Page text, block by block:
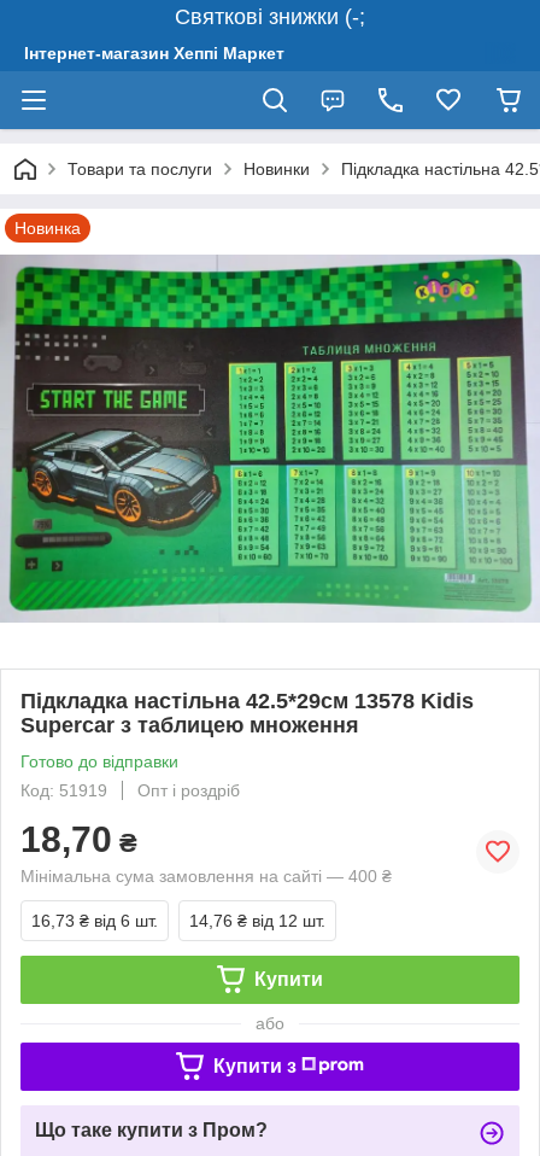
Святкові знижки (-;
Інтернет-магазин Хеппі Маркет
Товари та послуги Новинки Підкладка настільна
Новинка
Підкладка настільна 42.5*29см 13578 Kidis
Supercar з таблицею множення
Готово до відправки
Код: 51919
Опт і роздріб
18,70 ₴
Мінімальна сума замовлення на сайті — 400 ₴
16,73 ₴ від 6 шт. 14,76 ₴ від 12 шт.
Купити
або
Купити з
Що таке купити з Пром?